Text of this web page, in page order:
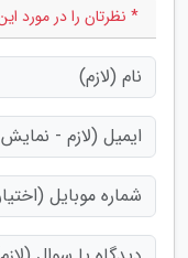
* نظرتان را در مورد